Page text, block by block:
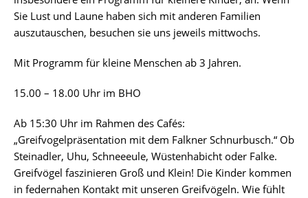
Sie Lust und Laune haben sich mit anderen Familien
auszutauschen, besuchen sie uns jeweils mittwochs.
Mit Programm für kleine Menschen ab 3 Jahren.
15.00 – 18.00 Uhr im BHO
Ab 15:30 Uhr im Rahmen des Cafés:
„Greifvogelpräsentation mit dem Falkner Schnurbusch.“ Ob
Steinadler, Uhu, Schneeeule, Wüstenhabicht oder Falke.
Greifvögel faszinieren Groß und Klein! Die Kinder kommen
in federnahen Kontakt mit unseren Greifvögeln. Wie fühlt